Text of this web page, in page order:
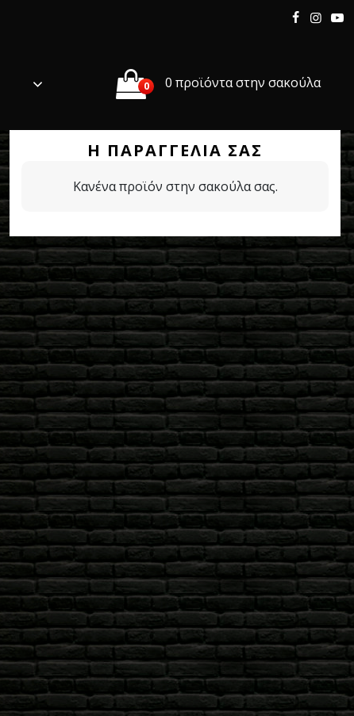
0 0 προϊόντα στην σακούλα
Η ΠΑΡΑΓΓΕΛΊΑ ΣΑΣ
Κανένα προϊόν στην σακούλα σας.